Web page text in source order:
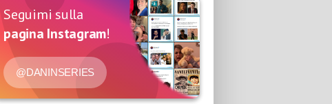
Seguimi sulla
pagina Instagram!
@DANINSERIES